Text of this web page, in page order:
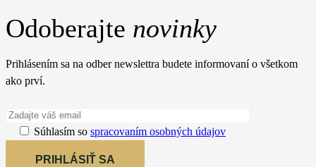
Odoberajte novinky
Prihlásením sa na odber newslettra budete informovaní o všetkom
ako prví.
Súhlasím so spracovaním osobných údajov
PRIHLÁSIŤ SA